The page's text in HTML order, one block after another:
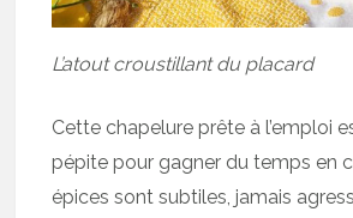
L’atout croustillant du placard
Cette chapelure prête à l’emploi
pépite pour gagner du temps en
épices sont subtiles, jamais